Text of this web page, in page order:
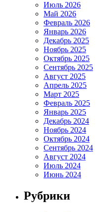
Июль 2026
Май 2026
Февраль 2026
Январь 2026
Декабрь 2025
Ноябрь 2025
Октябрь 2025
Сентябрь 2025
Август 2025
Апрель 2025
Март 2025
Февраль 2025
Январь 2025
Декабрь 2024
Ноябрь 2024
Октябрь 2024
Сентябрь 2024
Август 2024
Июль 2024
Июнь 2024
Рубрики